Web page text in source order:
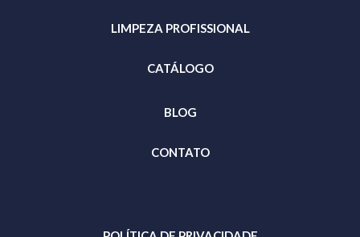
LIMPEZA PROFISSIONAL
CATÁLOGO
BLOG
CONTATO